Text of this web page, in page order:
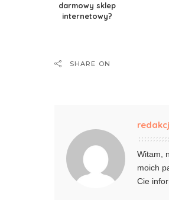
darmowy sklep
internetowy?
SHARE ON
Witam,
moich
Cie